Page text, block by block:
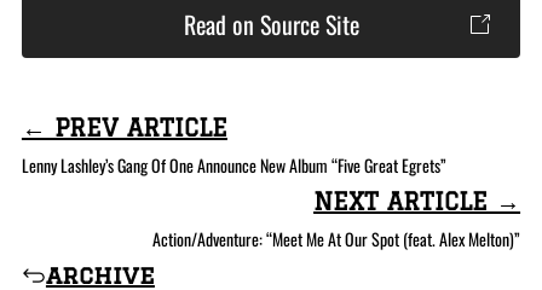
Read on Source Site
← PREV ARTICLE
Lenny Lashley’s Gang Of One Announce New Album “Five Great Egrets”
archive
NEXT ARTICLE →
Action/Adventure: “Meet Me At Our Spot (feat. Alex Melton)”